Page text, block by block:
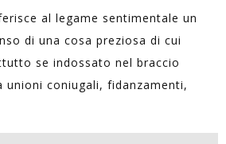
al legame sentimentale un
di una cosa preziosa di cui
se indossato nel braccio
coniugali, fidanzamenti,